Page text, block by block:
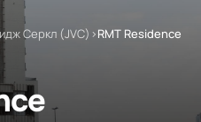
Серкл (JVC) ›RMT Residence